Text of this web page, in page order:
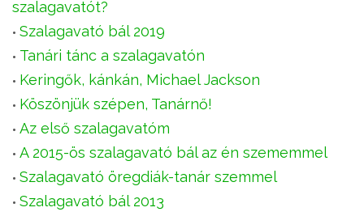
szalagavatót?
Szalagavató bál 2019
Tanári tánc a szalagavatón
Keringők, kánkán, Michael Jackson
Köszönjük szépen, Tanárnő!
Az első szalagavatóm
A 2015-ös szalagavató bál az én szememmel
Szalagavató öregdiák-tanár szemmel
Szalagavató bál 2013